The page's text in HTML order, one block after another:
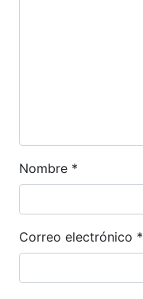
Nombre *
Correo electrónico *